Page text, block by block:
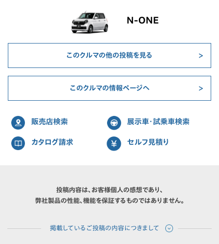
N-ONE
このクルマの他の投稿を見る
このクルマの情報ページへ
販売店検索 展示車・試乗車検索
カタログ請求 セルフ見積り
投稿内容は、お客様個人の感想であり、
弊社製品の性能、機能を保証するものではありません。